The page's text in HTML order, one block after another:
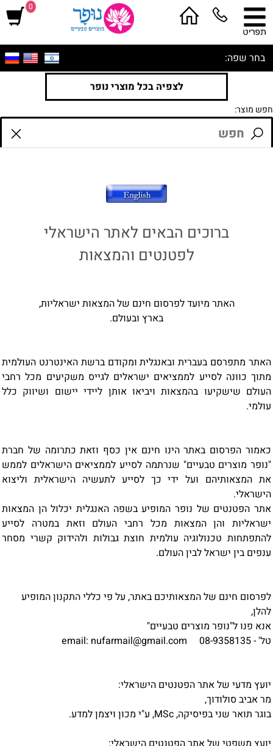
בחר שפה:
לצפיה בכל מוצרי נופר
חפש מוצר:
0
ברוכים הבאים לאתר הישראלי
לפטנטים והמצאות
האתר מיועד לפרסום חינם של המצאות ישראליות,
בארץ ובעולם.
האתר מתפרסם בעברית ובאנגלית ומקודם ברשת האינטרנט העולמית
מתוך כוונה לסייע לממציאים ישראלים לגייס משקיעים מכל רחבי
העולם שישקיעו בהמצאות ויביאו אותן ליידי יישום ושיווק כלל
עולמי.
כאמור הפרסום באתר הינו חינם אין כסף וזאת כתרומה של חברת
"נופר מוצרים טבעיים" שנרתמה לסייע לממציאים הישראלים לממש
את המצאותיהם ועל ידי כך לסייע לתעשיה הישראלית וליצוא
הישראלי.
אתר הפטנטים של נופר המופיע בשפה האנגלית יכלול הן המצאות
ישראליות והן המצאות מכל רחבי העולם וזאת במטרה לסייע
להתפתחות טכנולוגיה עולמית חוצת גבולות ולהידוק קשרי מסחר
ענפים בין ישראל לבין העולם.
לפרסום חינם של המצאותיכם באתר, על פי כללי התקנון המופיע
להלן,
אנא פנו ל"נופר מוצרים טבעיים"
טל' - 08-9358135 email:
nufarmail@gmail.com
יועץ מדעי של אתר הפטנטים הישראלי:
מר אביב סולודוך,
בוגר תואר שני בפיסיקה, MSc, ע"י מכון ויצמן למדע.